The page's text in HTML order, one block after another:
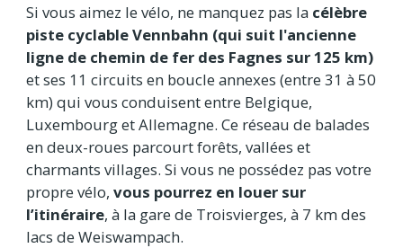
Si vous aimez le vélo, ne manquez pas la célèbre
piste cyclable Vennbahn (qui suit l'ancienne
ligne de chemin de fer des Fagnes sur 125 km)
et ses 11 circuits en boucle annexes (entre 31 à 50
km) qui vous conduisent entre Belgique,
Luxembourg et Allemagne. Ce réseau de balades
en deux-roues parcourt forêts, vallées et
charmants villages. Si vous ne possédez pas votre
propre vélo, vous pourrez en louer sur
l’itinéraire, à la gare de Troisvierges, à 7 km des
lacs de Weiswampach.